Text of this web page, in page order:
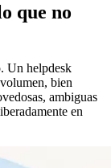
que no
Un helpdesk
bien
ambiguas
en